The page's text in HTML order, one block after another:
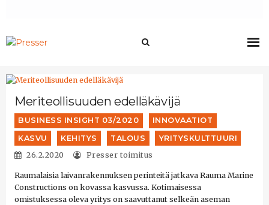
Meriteollisuuden edelläkävijä
BUSINESS INSIGHT 03/2020
INNOVAATIOT
KASVU
KEHITYS TALOUS
YRITYSKULTTUURI
26.2.2020
Presser toimitus
Raumalaisia laivanrakennuksen perinteitä jatkava Rauma Marine
Constructions on kovassa kasvussa. Kotimaisessa
omistuksessa oleva yritys on saavuttanut selkeän aseman